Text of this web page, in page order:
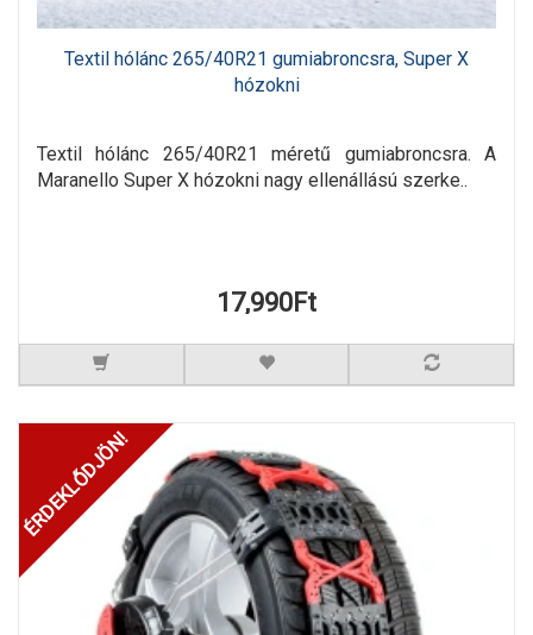
Textil hólánc 265/40R21 gumiabroncsra, Super X
hózokni
Textil hólánc 265/40R21 méretű gumiabroncsra. A
Maranello Super X hózokni nagy ellenállású szerke..
17,990Ft
ÉRDEKLŐDJÖN!